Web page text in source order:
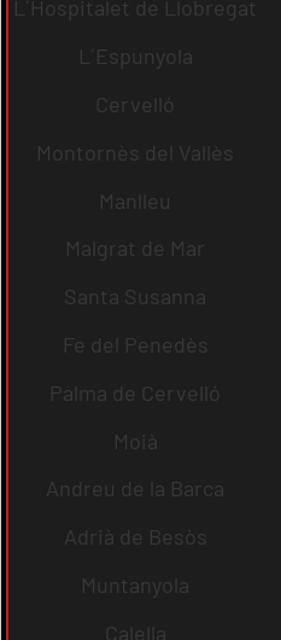
L´Hospitalet de Llobregat
L´Espunyola
Cervelló
Montornès del Vallès
Manlleu
Malgrat de Mar
Santa Susanna
Fe del Penedès
Palma de Cervelló
Moià
Andreu de la Barca
Adrià de Besòs
Muntanyola
Calella